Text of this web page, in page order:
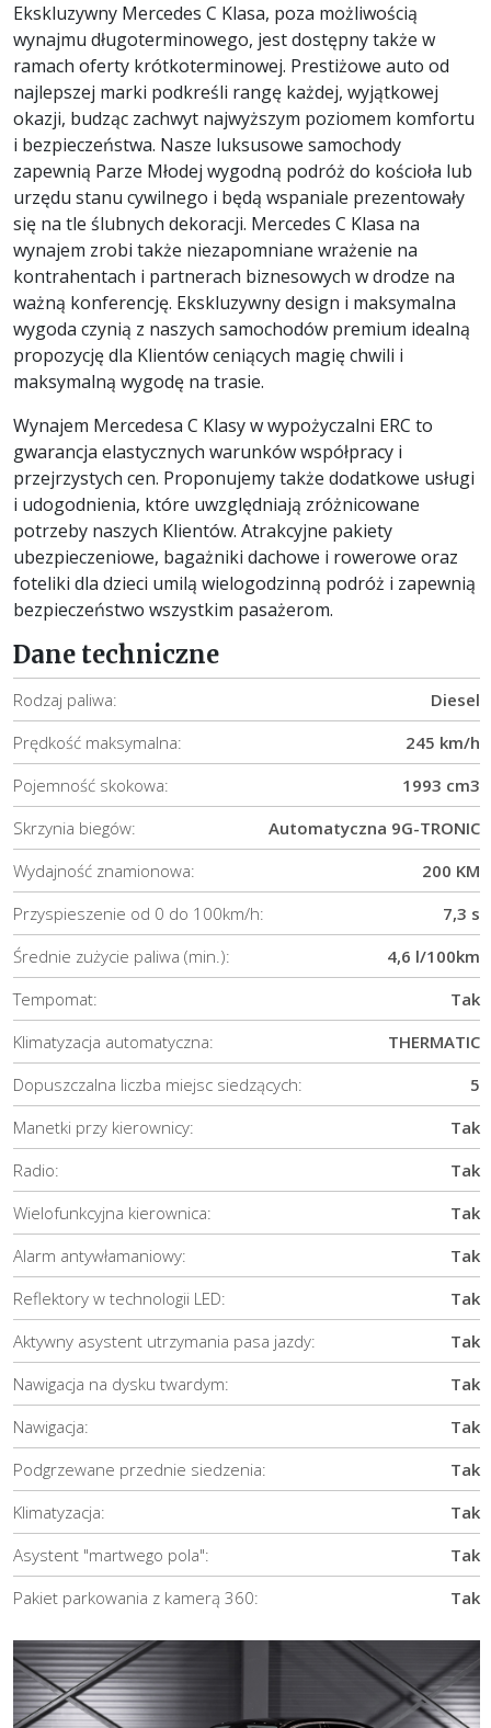
Ekskluzywny Mercedes C Klasa, poza możliwością
wynajmu długoterminowego, jest dostępny także w
ramach oferty krótkoterminowej. Prestiżowe auto od
najlepszej marki podkreśli rangę każdej, wyjątkowej
okazji, budząc zachwyt najwyższym poziomem komfortu
i bezpieczeństwa. Nasze luksusowe samochody
zapewnią Parze Młodej wygodną podróż do kościoła lub
urzędu stanu cywilnego i będą wspaniale prezentowały
się na tle ślubnych dekoracji. Mercedes C Klasa na
wynajem zrobi także niezapomniane wrażenie na
kontrahentach i partnerach biznesowych w drodze na
ważną konferencję. Ekskluzywny design i maksymalna
wygoda czynią z naszych samochodów premium idealną
propozycję dla Klientów ceniących magię chwili i
maksymalną wygodę na trasie.
Wynajem Mercedesa C Klasy w wypożyczalni ERC to
gwarancja elastycznych warunków współpracy i
przejrzystych cen. Proponujemy także dodatkowe usługi
i udogodnienia, które uwzględniają zróżnicowane
potrzeby naszych Klientów. Atrakcyjne pakiety
ubezpieczeniowe, bagażniki dachowe i rowerowe oraz
foteliki dla dzieci umilą wielogodzinną podróż i zapewnią
bezpieczeństwo wszystkim pasażerom.
Dane techniczne
Rodzaj paliwa:
Diesel
Prędkość maksymalna:
245 km/h
Pojemność skokowa:
1993 cm3
Skrzynia biegów:
Automatyczna 9G-TRONIC
Wydajność znamionowa:
200 KM
Przyspieszenie od 0 do 100km/h:
7,3 s
Średnie zużycie paliwa (min.):
4,6 l/100km
Tempomat:
Tak
Klimatyzacja automatyczna:
THERMATIC
Dopuszczalna liczba miejsc siedzących:
5
Manetki przy kierownicy:
Tak
Radio:
Tak
Wielofunkcyjna kierownica:
Tak
Alarm antywłamaniowy:
Tak
Reflektory w technologii LED:
Tak
Aktywny asystent utrzymania pasa jazdy:
Tak
Nawigacja na dysku twardym:
Tak
Nawigacja:
Tak
Podgrzewane przednie siedzenia:
Tak
Klimatyzacja:
Tak
Asystent "martwego pola":
Tak
Pakiet parkowania z kamerą 360:
Tak